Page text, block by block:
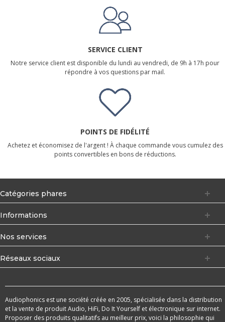
SERVICE CLIENT
Notre service client est disponible du lundi au vendredi, de 9h à 17h pour
répondre à vos questions par mail.
POINTS DE FIDÉLITÉ
Achetez et économisez de l'argent ! À chaque commande vous cumulez des
points convertibles en bons de réductions.
Catégories phares
Informations
Nos services
Réseaux sociaux
Audiophonics est une société créée en 2005, spécialisée dans la distribution
et la vente de produit Audio, HiFi, Do It Yourself et électronique sur internet.
Proposer des produits qualitatifs au meilleur prix, voici la philosophie qui